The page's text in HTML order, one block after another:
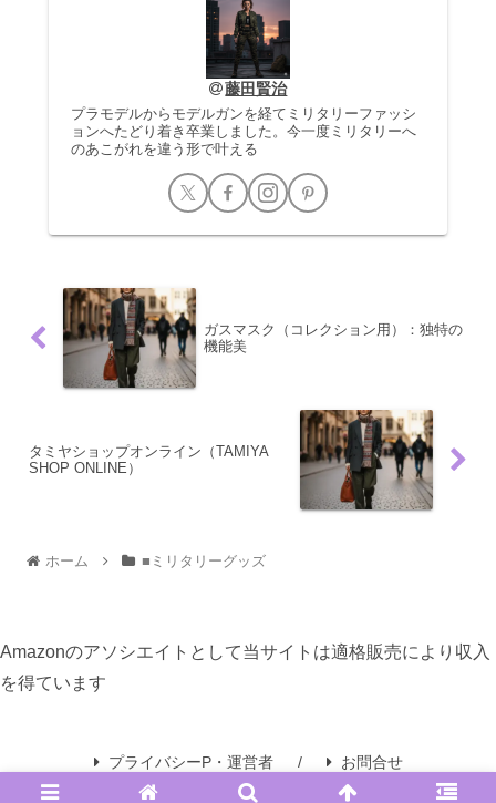
藤田賢治
プラモデルからモデルガンを経てミリタリーファッシ
ョンへたどり着き卒業しました。今一度ミリタリーへ
のあこがれを違う形で叶える
ガスマスク（コレクション用）：独特の
機能美
タミヤショップオンライン（TAMIYA
SHOP ONLINE）
ホーム ■ミリタリーグッズ
Amazonのアソシエイトとして当サイトは適格販売により収入
を得ています
プライバシーP・運営者 お問合せ
© 2024 都会的ミリタリースタイル.